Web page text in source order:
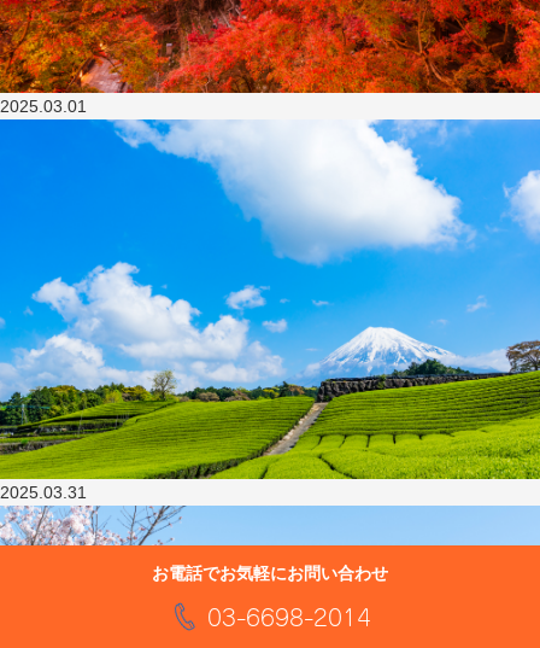
2025.03.01
2025.03.31
お電話でお気軽にお問い合わせ
03-6698-2014